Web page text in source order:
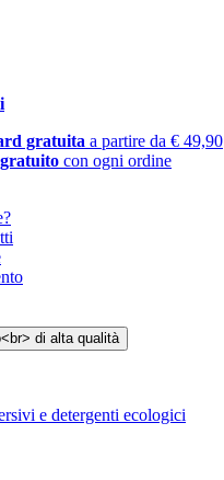
gratuita a partire da € 49,90
con ogni ordine
e detergenti ecologici